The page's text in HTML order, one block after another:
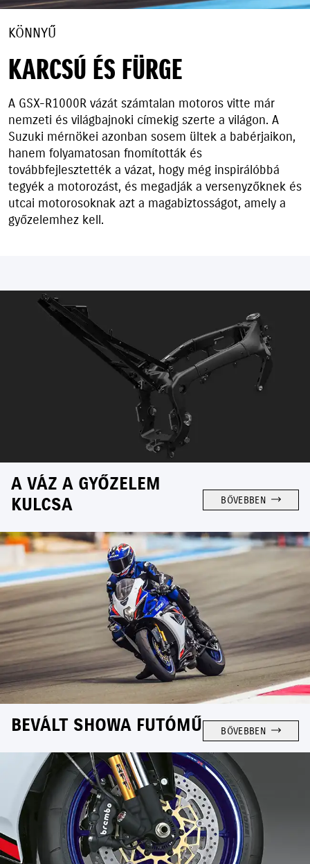
KÖNNYŰ
KARCSÚ ÉS FÜRGE
A GSX-R1000R vázát számtalan motoros vitte már
nemzeti és világbajnoki címekig szerte a világon. A
Suzuki mérnökei azonban sosem ültek a babérjaikon,
hanem folyamatosan fnomították és
továbbfejlesztették a vázat, hogy még inspirálóbbá
tegyék a motorozást, és megadják a versenyzőknek és
utcai motorosoknak azt a magabiztosságot, amely a
győzelemhez kell.
A VÁZ A GYŐZELEM
KULCSA
BŐVEBBEN
BEVÁLT SHOWA FUTÓMŰ BŐVEBBEN